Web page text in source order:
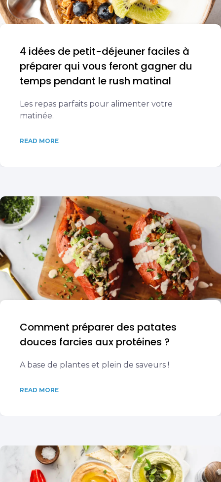
4 idées de petit-déjeuner faciles à
préparer qui vous feront gagner du
temps pendant le rush matinal
Les repas parfaits pour alimenter votre
matinée.
READ MORE
Comment préparer des patates
douces farcies aux protéines ?
A base de plantes et plein de saveurs !
READ MORE